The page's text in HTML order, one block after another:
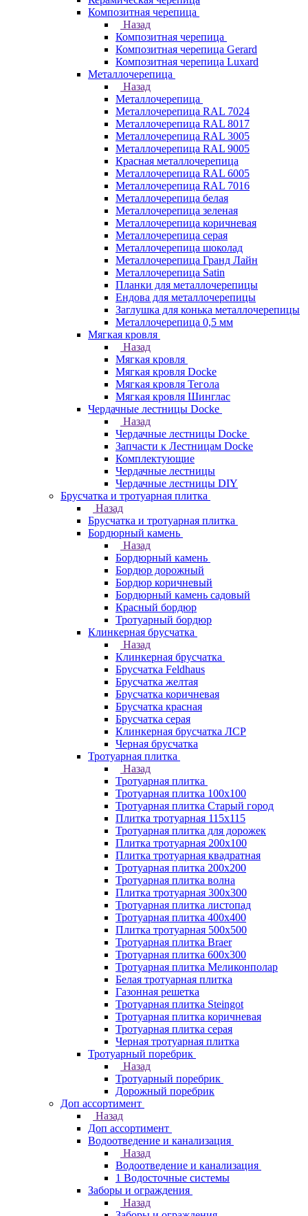
Композитная черепица
Назад
Композитная черепица
Композитная черепица Gerard
Композитная черепица Luxard
Металлочерепица
Назад
Металлочерепица
Металлочерепица RAL 7024
Металлочерепица RAL 8017
Металлочерепица RAL 3005
Металлочерепица RAL 9005
Красная металлочерепица
Металлочерепица RAL 6005
Металлочерепица RAL 7016
Металлочерепица белая
Металлочерепица зеленая
Металлочерепица коричневая
Металлочерепица серая
Металлочерепица шоколад
Металлочерепица Гранд Лайн
Металлочерепица Satin
Планки для металлочерепицы
Ендова для металлочерепицы
Заглушка для конька металлочерепицы
Металлочерепица 0,5 мм
Мягкая кровля
Назад
Мягкая кровля
Мягкая кровля Docke
Мягкая кровля Тегола
Мягкая кровля Шинглас
Чердачные лестницы Docke
Назад
Чердачные лестницы Docke
Запчасти к Лестницам Docke
Комплектующие
Чердачные лестницы
Чердачные лестницы DIY
Брусчатка и тротуарная плитка
Назад
Брусчатка и тротуарная плитка
Бордюрный камень
Назад
Бордюрный камень
Бордюр дорожный
Бордюр коричневый
Бордюрный камень садовый
Красный бордюр
Тротуарный бордюр
Клинкерная брусчатка
Назад
Клинкерная брусчатка
Брусчатка Feldhaus
Брусчатка желтая
Брусчатка коричневая
Брусчатка красная
Брусчатка серая
Клинкерная брусчатка ЛСР
Черная брусчатка
Тротуарная плитка
Назад
Тротуарная плитка
Тротуарная плитка 100x100
Тротуарная плитка Старый город
Плитка тротуарная 115x115
Тротуарная плитка для дорожек
Плитка тротуарная 200х100
Плитка тротуарная квадратная
Тротуарная плитка 200х200
Тротуарная плитка волна
Плитка тротуарная 300х300
Тротуарная плитка листопад
Тротуарная плитка 400х400
Плитка тротуарная 500x500
Тротуарная плитка Braer
Тротуарная плитка 600х300
Тротуарная плитка Меликонполар
Белая тротуарная плитка
Газонная решетка
Тротуарная плитка Steingot
Тротуарная плитка коричневая
Тротуарная плитка серая
Черная тротуарная плитка
Тротуарный поребрик
Назад
Тротуарный поребрик
Дорожный поребрик
Доп ассортимент
Назад
Доп ассортимент
Водоотведение и канализация
Назад
Водоотведение и канализация
1 Водосточные системы
Заборы и ограждения
Назад